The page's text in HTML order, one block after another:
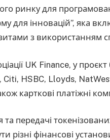
ринку для
для інновацій”, яка
з використанням
UK Finance, у
Citi, HSBC, Lloyds,
карткові платіжні
та передачі
різні фінансові